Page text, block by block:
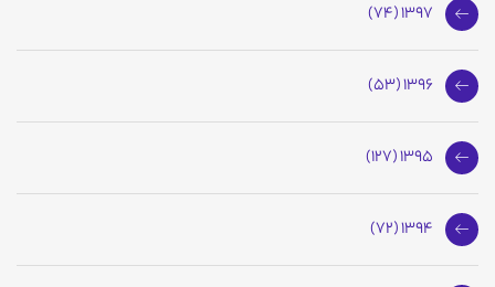
1397 (74)
1396 (53)
1395 (127)
1394 (72)